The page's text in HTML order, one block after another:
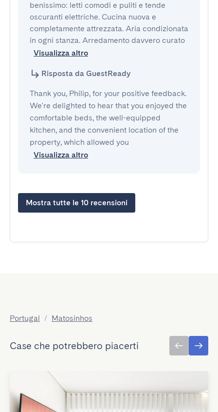
benissimo: letti comodi e puliti e tende
oscuranti elettriche. Cucina nuova e
completamente attrezzata. Aria condizionata
in ogni stanza. Arredamento davvero curato
Visualizza altro
Risposta da GuestReady
Thank you, Philip, for your positive feedback.
We're delighted to hear that you enjoyed the
comfortable beds, the well-equipped
kitchen, and the convenient location of the
property, which allowed you
Visualizza altro
Mostra tutte le 10 recensioni
Portugal / Matosinhos
Case che potrebbero piacerti